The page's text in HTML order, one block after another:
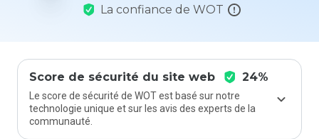
La confiance de WOT
Score de sécurité du site web 24%
Le score de sécurité de WOT est basé sur notre
technologie unique et sur les avis des experts de la
communauté.